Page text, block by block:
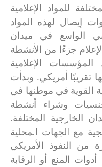
للمواد الإعلامية
إيصال لهذه المواد
الواسع في ميدان
جزءًا من الأنشطة
الإعلامية
نصفها تقريبًا أمريكي. وبدأت
القوية في موطنها في
وشراء أنشطة
الخارجية المختلفة.
مع الجهات المحلية
من النفوذ الأمريكي
المنع أو الرقابة